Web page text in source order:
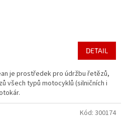
DETAIL
je prostředek pro údržbu řetězů,
všech typů motocyklů (silničních i
Kód: 300174